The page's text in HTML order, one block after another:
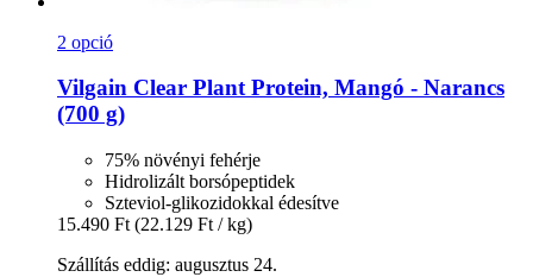
2 opció
Vilgain Clear Plant Protein, Mangó -​ Narancs
(700 g)
75% növényi fehérje
Hidrolizált borsópeptidek
Szteviol-glikozidokkal édesítve
15.490 Ft (22.129 Ft / kg)
Szállítás eddig: augusztus 24.